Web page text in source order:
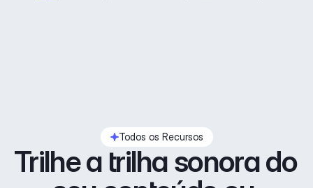
Todos os Recursos
Trilhe a trilha sonora do